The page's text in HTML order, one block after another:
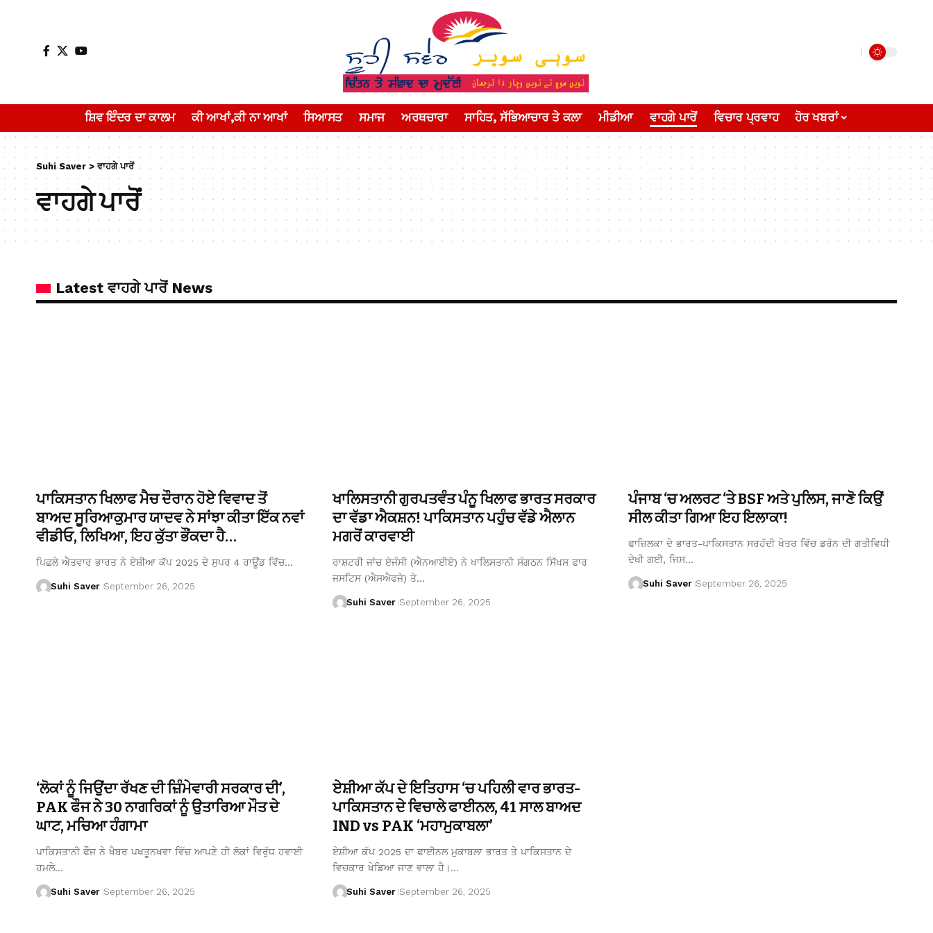
ਸ਼ਿਵ ਇੰਦਰ ਦਾ ਕਾਲਮ ਕੀ ਆਖਾਂ,ਕੀ ਨਾ ਆਖਾਂ ਸਿਆਸਤ ਸਮਾਜ ਅਰਥਚਾਰਾ ਸਾਹਿਤ, ਸੱਭਿਆਚਾਰ ਤੇ ਕਲਾ ਮੀਡੀਆ ਵਾਹਗੇ ਪਾਰੋਂ ਵਿਚਾਰ ਪ੍ਰਵਾਹ ਹੋਰ ਖਬਰਾਂ
Suhi Saver> ਵਾਹਗੇ ਪਾਰੋਂ
ਵਾਹਗੇ ਪਾਰੋਂ
Latest ਵਾਹਗੇ ਪਾਰੋਂ News
ਪਾਕਿਸਤਾਨ ਖਿਲਾਫ ਮੈਚ ਦੌਰਾਨ ਹੋਏ ਵਿਵਾਦ ਤੋਂ
ਬਾਅਦ ਸੂਰਿਆਕੁਮਾਰ ਯਾਦਵ ਨੇ ਸਾਂਝਾ ਕੀਤਾ ਇੱਕ ਨਵਾਂ
ਵੀਡੀਓ, ਲਿਖਿਆ, ਇਹ ਕੁੱਤਾ ਭੌਂਕਦਾ ਹੈ…
ਪਿਛਲੇ ਐਤਵਾਰ ਭਾਰਤ ਨੇ ਏਸ਼ੀਆ ਕੱਪ 2025 ਦੇ ਸੁਪਰ 4 ਰਾਊਂਡ ਵਿੱਚ…
Suhi Saver September 26, 2025
ਖਾਲਿਸਤਾਨੀ ਗੁਰਪਤਵੰਤ ਪੰਨੂ ਖਿਲਾਫ ਭਾਰਤ ਸਰਕਾਰ
ਦਾ ਵੱਡਾ ਐਕਸ਼ਨ! ਪਾਕਿਸਤਾਨ ਪਹੁੰਚ ਵੱਡੇ ਐਲਾਨ
ਮਗਰੋਂ ਕਾਰਵਾਈ
ਰਾਸ਼ਟਰੀ ਜਾਂਚ ਏਜੰਸੀ (ਐਨਆਈਏ) ਨੇ ਖਾਲਿਸਤਾਨੀ ਸੰਗਠਨ ਸਿੱਖਸ ਫਾਰ
ਜਸਟਿਸ (ਐਸਐਫਜੇ) ਤੇ…
Suhi Saver September 26, 2025
ਪੰਜਾਬ ‘ਚ ਅਲਰਟ ‘ਤੇ BSF ਅਤੇ ਪੁਲਿਸ, ਜਾਣੋ ਕਿਉਂ
ਸੀਲ ਕੀਤਾ ਗਿਆ ਇਹ ਇਲਾਕਾ!
ਫਾਜ਼ਿਲਕਾ ਦੇ ਭਾਰਤ-ਪਾਕਿਸਤਾਨ ਸਰਹੱਦੀ ਖੇਤਰ ਵਿੱਚ ਡਰੋਨ ਦੀ ਗਤੀਵਿਧੀ
ਦੇਖੀ ਗਈ, ਜਿਸ…
Suhi Saver September 26, 2025
‘ਲੋਕਾਂ ਨੂੰ ਜਿਉਂਦਾ ਰੱਖਣ ਦੀ ਜ਼ਿੰਮੇਵਾਰੀ ਸਰਕਾਰ ਦੀ’,
PAK ਫੌਜ ਨੇ 30 ਨਾਗਰਿਕਾਂ ਨੂੰ ਉਤਾਰਿਆ ਮੌਤ ਦੇ
ਘਾਟ, ਮਚਿਆ ਹੰਗਾਮਾ
ਪਾਕਿਸਤਾਨੀ ਫੌਜ ਨੇ ਖੈਬਰ ਪਖਤੂਨਖਵਾ ਵਿੱਚ ਆਪਣੇ ਹੀ ਲੋਕਾਂ ਵਿਰੁੱਧ ਹਵਾਈ
ਹਮਲੇ…
Suhi Saver September 26, 2025
ਏਸ਼ੀਆ ਕੱਪ ਦੇ ਇਤਿਹਾਸ ‘ਚ ਪਹਿਲੀ ਵਾਰ ਭਾਰਤ-
ਪਾਕਿਸਤਾਨ ਦੇ ਵਿਚਾਲੇ ਫਾਈਨਲ, 41 ਸਾਲ ਬਾਅਦ
IND vs PAK ‘ਮਹਾਮੁਕਾਬਲਾ’
ਏਸ਼ੀਆ ਕੱਪ 2025 ਦਾ ਫਾਈਨਲ ਮੁਕਾਬਲਾ ਭਾਰਤ ਤੇ ਪਾਕਿਸਤਾਨ ਦੇ
ਵਿਚਕਾਰ ਖੇਡਿਆ ਜਾਣ ਵਾਲਾ ਹੈ।…
Suhi Saver September 26, 2025